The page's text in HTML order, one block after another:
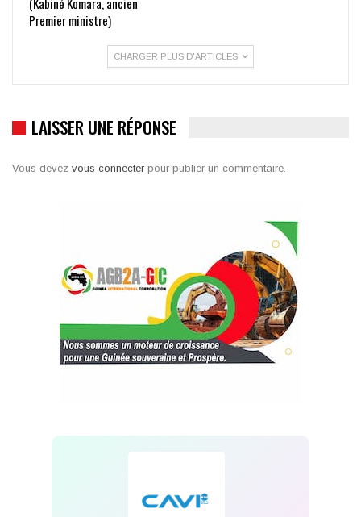
Premier ministre)
CHARGER PLUS D'ARTICLES
LAISSER UNE RÉPONSE
Vous devez vous connecter pour publier un commentaire.